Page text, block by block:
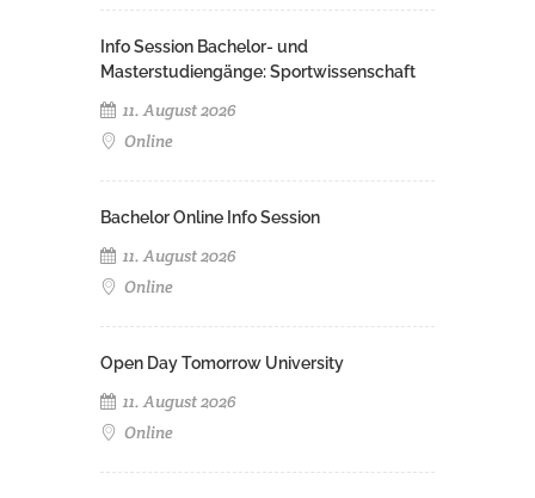
Info Session Bachelor- und
Masterstudiengänge: Sportwissenschaft
11. August 2026
Online
Bachelor Online Info Session
11. August 2026
Online
Open Day Tomorrow University
11. August 2026
Online